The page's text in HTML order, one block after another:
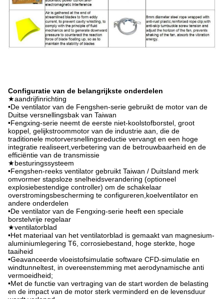
Configuratie van de belangrijkste onderdelen
★aandrijfinrichting
•De ventilator van de Fengshen-serie gebruikt de motor van de
Duitse versnellingsbak van Taiwan
•Fengxing-serie neemt de eerste niet-koolstofborstel, groot
koppel, gelijkstroommotor van de industrie aan, die de
traditionele motorversnellingsreductie vervangt en een hoge
integratie realiseert,verbetering van de betrouwbaarheid en de
efficiëntie van de transmissie
★besturingssysteem
•Fengshen-reeks ventilator gebruikt Taiwan / Duitsland merk
omvormer stapsloze snelheidsverandering (optioneel
explosiebestendige controller) om de schakelaar
overstromingsbescherming te configureren,koelventilator en
andere onderdelen
•De ventilator van de Fengxing-serie heeft een speciale
borstelvrije regelaar
★ventilatorblad
•Het materiaal van het ventilatorblad is gemaakt van magnesium-
aluminiumlegering T6, corrosiebestand, hoge sterkte, hoge
taaiheid
•Geavanceerde vloeistofsimulatie software CFD-simulatie en
windtunneltest, in overeenstemming met aerodynamische anti
vermoeidheid;
•Met de functie van vertraging van de start worden de belasting
en de impact van de motor sterk verminderd en de levensduur